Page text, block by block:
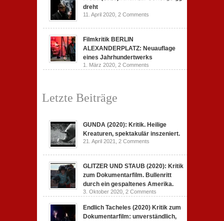
dreht
11. April 2020, 2 Comments
Filmkritik BERLIN
ALEXANDERPLATZ: Neuauflage
eines Jahrhundertwerks
1. März 2020, 2 Comments
Letzte Beiträge
GUNDA (2020): Kritik. Heilige
Kreaturen, spektakulär inszeniert.
21. April 2021, 2 Comments
GLITZER UND STAUB (2020): Kritik
zum Dokumentarfilm. Bullenritt
durch ein gespaltenes Amerika.
3. Oktober 2020, 2 Comments
Endlich Tacheles (2020) Kritik zum
Dokumentarfilm: unverständlich,